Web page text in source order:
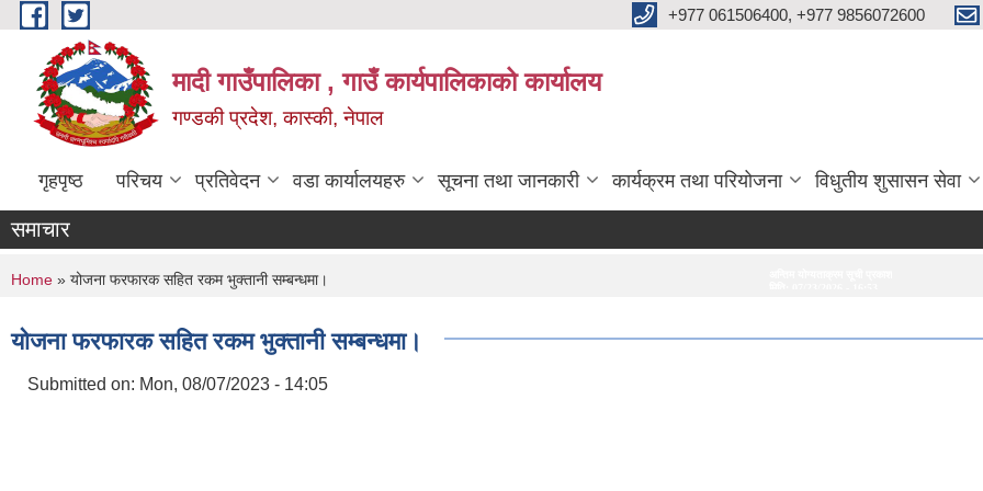
Skip to main content +977 061506400, +977 9856072600
मादी गाउँपालिका , गाउँ कार्यपालिकाको कार्यालय
गण्डकी प्रदेश, कास्की, नेपाल
गृहपृष्ठ परिचय प्रतिवेदन वडा कार्यालयहरु सूचना तथा जानकारी कार्यक्रम तथा परियोजना विधुतीय शुसासन सेवा
समाचार
You are here
Home » योजना फरफारक सहित रकम भुक्तानी सम्बन्धमा।
योजना फरफारक सहित रकम भुक्तानी सम्बन्धमा।
Submitted on: Mon, 08/07/2023 - 14:05